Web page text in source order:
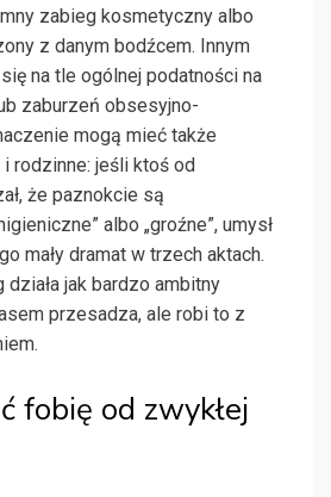
zabieg kosmetyczny albo
z danym bodźcem. Innym
na tle ogólnej podatności na
zaburzeń obsesyjno-
mogą mieć także
rodzinne: jeśli ktoś od
że paznokcie są
albo „groźne”, umysł
mały dramat w trzech aktach.
jak bardzo ambitny
przesadza, ale robi to z
fobię od zwykłej